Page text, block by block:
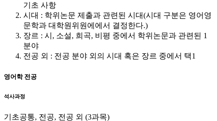
기초 사항
시대 : 학위논문 제출과 관련된 시대(시대 구분은 영어영
문학과 대학원위원에에서 결정한다.)
장르 : 시, 소설, 희곡, 비평 중에서 학위논문과 관련된 1
분야
전공 외 : 전공 분야 외의 시대 혹은 장르 중에서 택1
영어학 전공
석사과정
기초공통, 전공, 전공 외 (3과목)